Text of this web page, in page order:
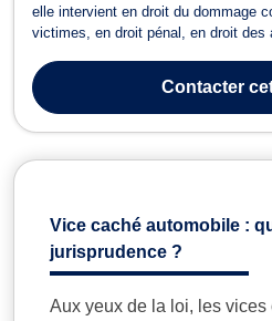
elle intervient en droit du dommage
victimes, en droit pénal, en droit des
corporel et indemnisation des
intervient sur les do...Contacter
Vice caché automobile :
jurisprudence ?
Aux yeux de la loi, les vices